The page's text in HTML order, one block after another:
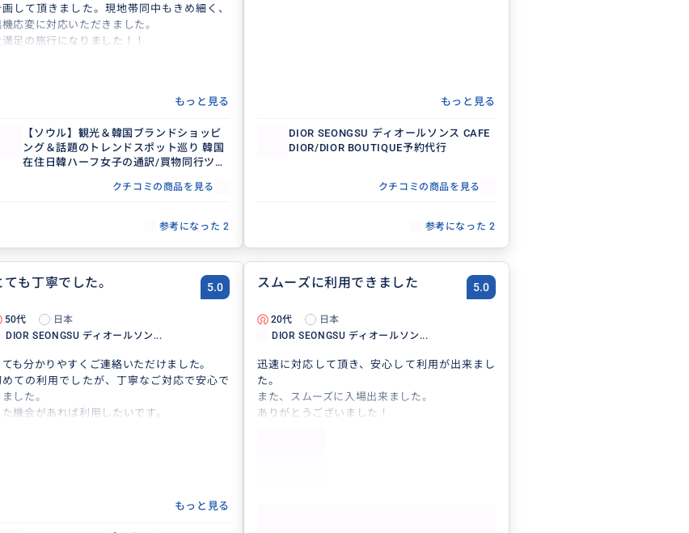
画して頂きました。現地帯同中もきめ細く、
機応変に対応いただきました。
満足の旅行になりました！！
もっと見る
【ソウル】観光＆韓国ブランドショッピ
ング＆話題のトレンドスポット巡り 韓国
在住日韓ハーフ女子の通訳/買物同行ツア
クチコミの商品を見る
参考になった 2
もっと見る
DIOR SEONGSU ディオールソンス CAFE
DIOR/DIOR BOUTIQUE予約代行
クチコミの商品を見る
参考になった 2
ても丁寧でした。 5.0
50代
日本
DIOR SEONGSU ディオールソン...
ても分かりやすくご連絡いただけました。
めての利用でしたが、丁寧なご対応で安心で
ました。
た機会があれば利用したいです。
もっと見る
スムーズに利用できました 5.0
20代
日本
DIOR SEONGSU ディオールソン...
迅速に対応して頂き、安心して利用が出来まし
た。
また、スムーズに入場出来ました。
ありがとうございました！